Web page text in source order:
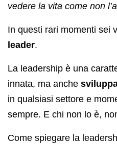
vedere la vita come non
In questi rari momenti sei
leader.
La leadership è una
innata, ma anche
in qualsiasi settore e
sempre. E chi non lo è,
Come spiegare la